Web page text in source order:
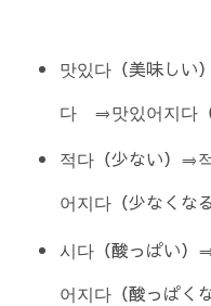
맛있다（美味しい
다 ⇒맛있어지다（
적다（少ない）⇒
어지다（少なくなる
시다（酸っぱい）
어지다（酸っぱく